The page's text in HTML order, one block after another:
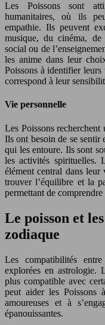
Les Poissons sont
humanitaires, où ils
empathie. Ils peuvent
musique, du cinéma,
social ou de
les anime dans leur
Poissons à identifier leurs
correspond à leur
Vie personnelle
Les Poissons
Ils ont besoin de se sentir
qui les entoure. Ils sont
les activités spirituelles.
élément central dans
trouver l’équilibre et la
permettant de
Le poisson et
zodiaque
Les compatibilités
explorées en astrologie.
plus compatible avec
peut aider les Poissons
amoureuses et à
épanouissantes.